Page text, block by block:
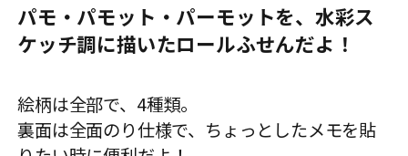
パモ・パモット・パーモットを、水彩ス
ケッチ調に描いたロールふせんだよ！
絵柄は全部で、4種類。
裏面は全面のり仕様で、ちょっとしたメモを貼